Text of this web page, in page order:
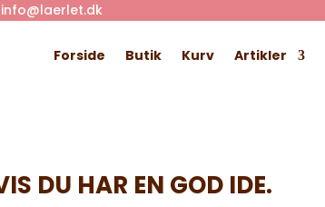
info@laerlet.dk
Forside Butik Kurv Artikler
DU HAR EN GOD IDE.